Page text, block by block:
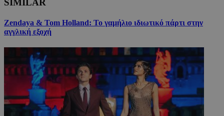
SIMILAR
Zendaya & Tom Holland: Το γαμήλιο ιδιωτικό πάρτι στην
αγγλική εξοχή